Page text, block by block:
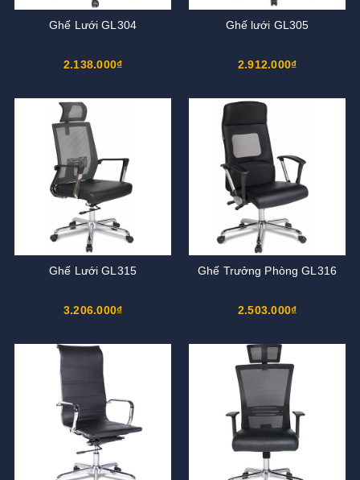
Ghế Lưới GL304
2.138.000₫
Ghế lưới GL305
2.912.000₫
Ghế Lưới GL315
3.206.000₫
Ghế Trưởng Phòng GL316
2.503.000₫